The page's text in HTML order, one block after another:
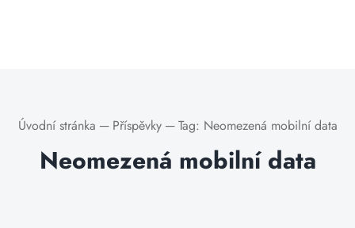
Úvodní stránka ─ Příspěvky ─ Tag: Neomezená mobilní data
Neomezená mobilní data